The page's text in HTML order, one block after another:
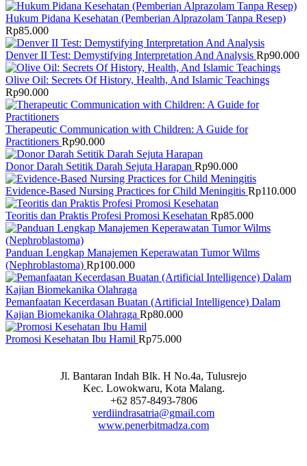
Hukum Pidana Kesehatan (Pemberian Alprazolam Tanpa Resep)
Rp85.000
Denver II Test: Demystifying Interpretation And Analysis Rp90.000
Olive Oil: Secrets Of History, Health, And Islamic Teachings
Rp90.000
Therapeutic Communication with Children: A Guide for
Practitioners Rp90.000
Donor Darah Setitik Darah Sejuta Harapan Rp90.000
Evidence-Based Nursing Practices for Child Meningitis Rp110.000
Teoritis dan Praktis Profesi Promosi Kesehatan Rp85.000
Panduan Lengkap Manajemen Keperawatan Tumor Wilms
(Nephroblastoma) Rp100.000
Pemanfaatan Kecerdasan Buatan (Artificial Intelligence) Dalam
Kajian Biomekanika Olahraga Rp80.000
Promosi Kesehatan Ibu Hamil Rp75.000
Jl. Bantaran Indah Blk. H No.4a, Tulusrejo
Kec. Lowokwaru, Kota Malang.
+62 857-8493-7806
verdiindrasatria@gmail.com
www.penerbitmadza.com